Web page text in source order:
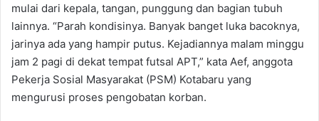
mulai dari kepala, tangan, punggung dan bagian tubuh
lainnya. “Parah kondisinya. Banyak banget luka bacoknya,
jarinya ada yang hampir putus. Kejadiannya malam minggu
jam 2 pagi di dekat tempat futsal APT,” kata Aef, anggota
Pekerja Sosial Masyarakat (PSM) Kotabaru yang
mengurusi proses pengobatan korban.